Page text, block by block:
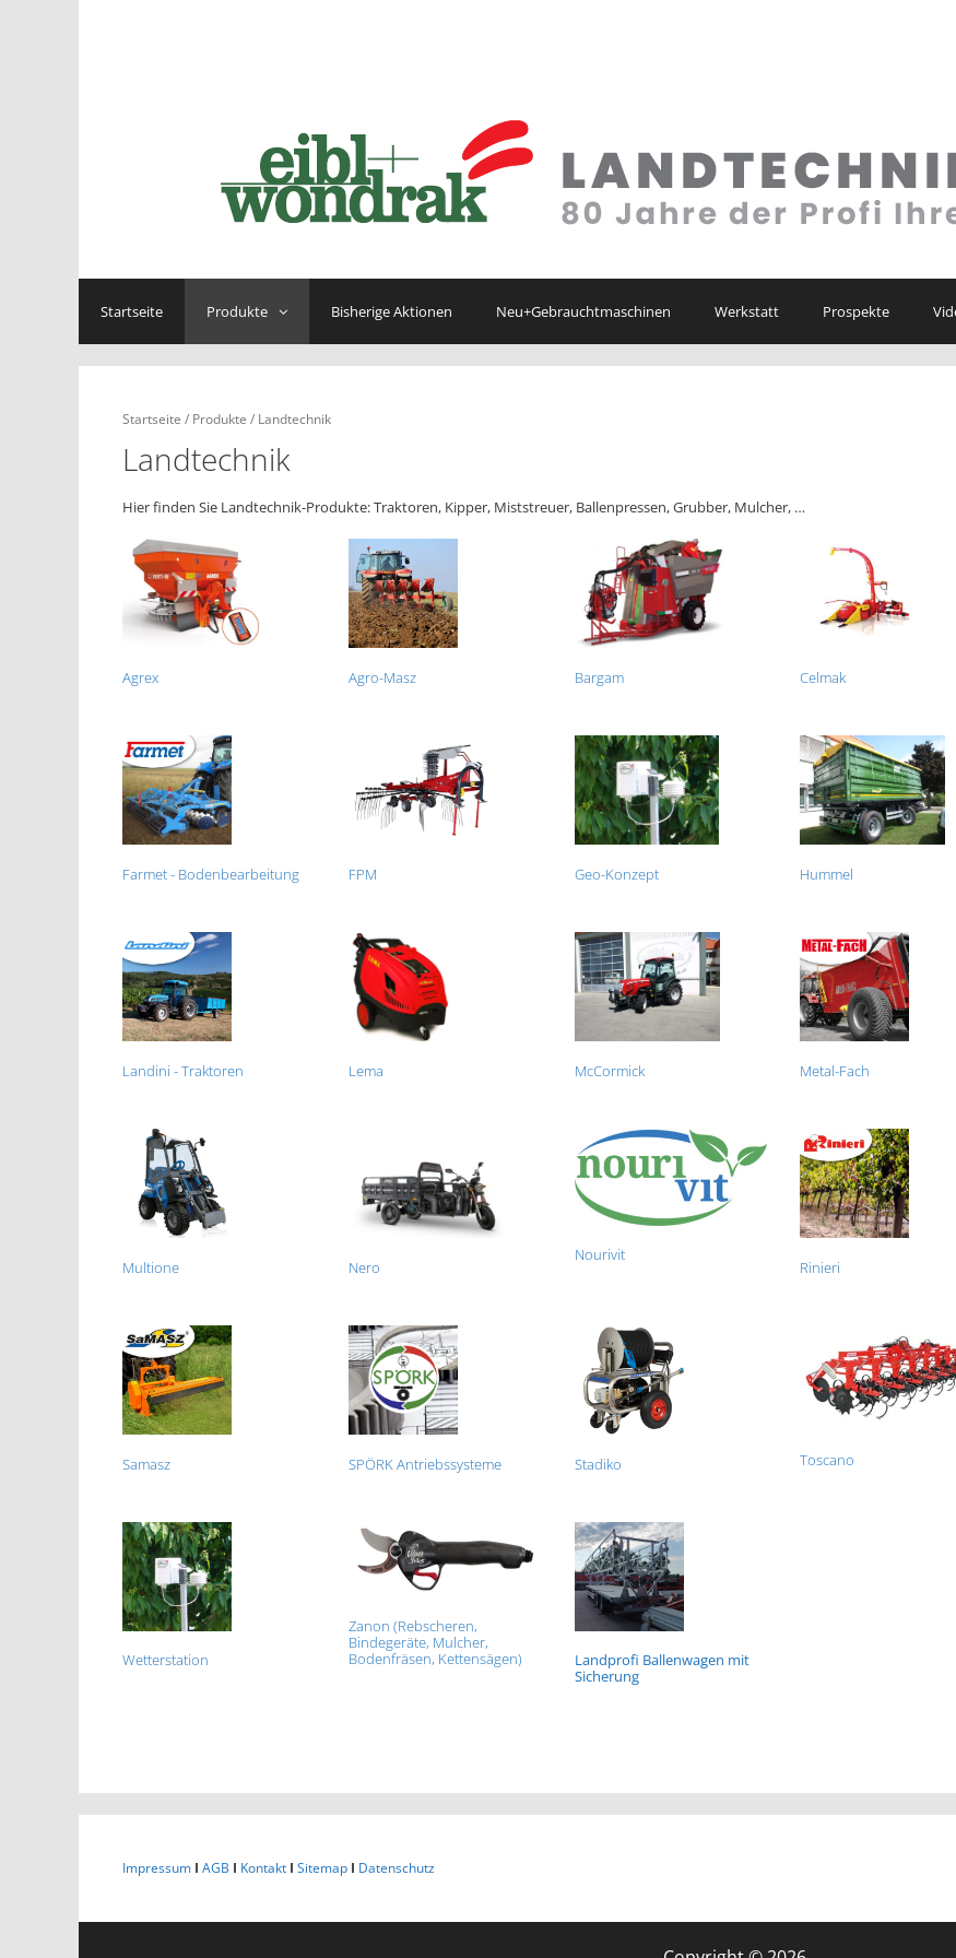
Startseite Produkte Bisherige Aktionen Neu+Gebrauchtmaschinen Werkstatt Prospekte
Startseite / Produkte / Landtechnik
Landtechnik
Hier finden Sie Landtechnik-Produkte: Traktoren, Kipper, Miststreuer, Ballenpressen, Grubber, Mulcher, …
Agrex Agro-Masz Bargam Celmak
Farmet - Bodenbearbeitung FPM Geo-Konzept Hummel
Landini - Traktoren Lema McCormick Metal-Fach
Multione Nero
Nourivit
Rinieri
Samasz SPÖRK Antriebssysteme Stadiko Toscano
Wetterstation
Zanon (Rebscheren,
Bindegeräte, Mulcher,
Bodenfräsen, Kettensägen)
Landprofi Ballenwagen mit
Sicherung
Impressum I AGB I Kontakt I Sitemap I Datenschutz